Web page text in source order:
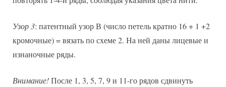
Узор 3: патентный узор В (число петель кратно 16 + 1 +2
кромочные) = вязать по схеме 2. На ней даны лицевые и
изнаночные ряды.
Внимание!После 1, 3, 5, 7, 9 и 11-го рядов сдвинуть